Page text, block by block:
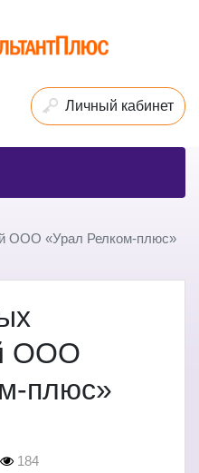
Личный кабинет
ООО «Урал Релком-плюс»
ООО
плюс»
184